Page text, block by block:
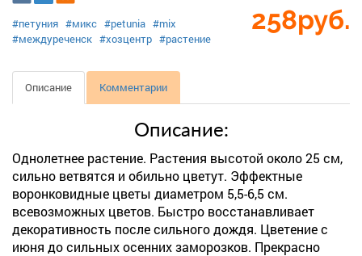
258руб.
#петуния #микс #petunia #mix
#междуреченск #хозцентр #растение
Описание Комментарии
Описание:
Однолетнее растение. Растения высотой около 25 см,
сильно ветвятся и обильно цветут. Эффектные
воронковидные цветы диаметром 5,5-6,5 см.
всевозможных цветов. Быстро восстанавливает
декоративность после сильного дождя. Цветение с
июня до сильных осенних заморозков. Прекрасно